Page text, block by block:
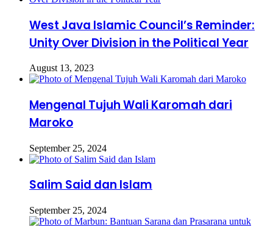
West Java Islamic Council’s Reminder:
Unity Over Division in the Political Year
August 13, 2023
Mengenal Tujuh Wali Karomah dari
Maroko
September 25, 2024
Salim Said dan Islam
September 25, 2024